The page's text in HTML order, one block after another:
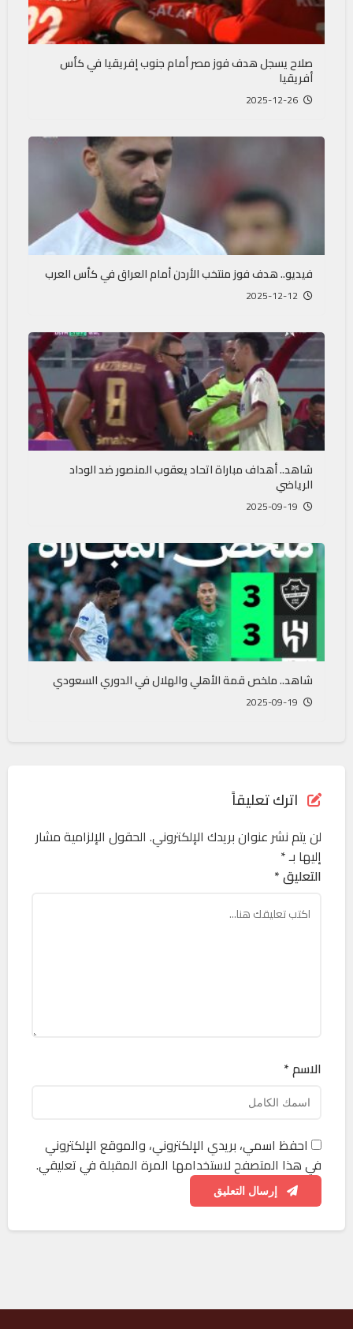
صلاح يسجل هدف فوز مصر أمام جنوب إفريقيا في كأس
أفريقيا
فيديو.. هدف فوز منتخب الأردن أمام العراق في كأس العرب
شاهد.. أهداف مباراة اتحاد يعقوب المنصور ضد الوداد
الرياضي
شاهد.. ملخص قمة الأهلي والهلال في الدوري السعودي
اترك تعليقاً
لن يتم نشر عنوان بريدك الإلكتروني. الحقول الإلزامية مشار
إليها بـ*
التعليق *
الاسم *
احفظ اسمي، بريدي الإلكتروني، والموقع الإلكتروني
في هذا المتصفح لاستخدامها المرة المقبلة في تعليقي.